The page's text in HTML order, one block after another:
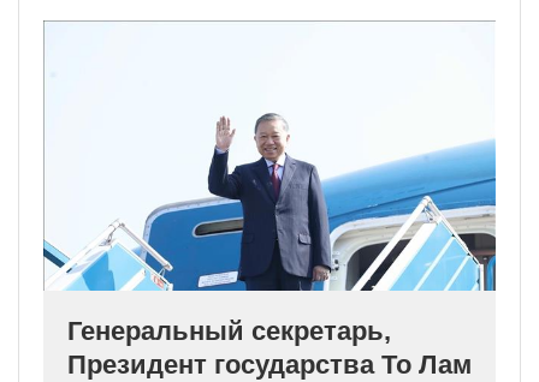
Генеральный секретарь,
Президент государства То Лам